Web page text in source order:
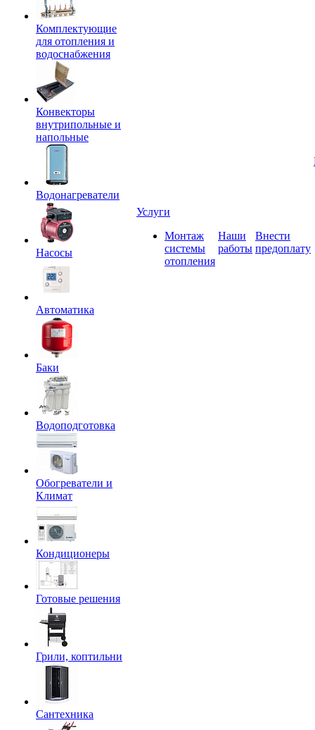
Комплектующие
для отопления и
водоснабжения
Конвекторы
внутрипольные и
напольные
Водонагреватели
Насосы
Автоматика
Баки
Водоподготовка
Обогреватели и
Климат
Кондиционеры
Готовые решения
Грили, коптильни
Сантехника
Услуги
Монтаж
системы
отопления
Наши
работы
Внести
предоплату